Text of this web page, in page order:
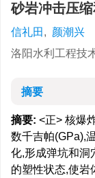
砂岩冲击压
信礼田 , 颜潮兴
洛阳水利工程技
摘要
摘要: <正> 核爆
数千吉帕(GPa),
化,形成弹坑和洞
的塑性状态,使岩